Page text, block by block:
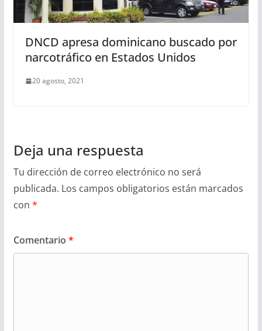
DNCD apresa dominicano buscado por
narcotráfico en Estados Unidos
20 agosto, 2021
Deja una respuesta
Tu dirección de correo electrónico no será
publicada. Los campos obligatorios están marcados
con *
Comentario *